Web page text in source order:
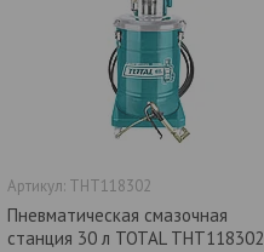
THT118302
Пневматическая смазочная
станция 30 л TOTAL THT118302